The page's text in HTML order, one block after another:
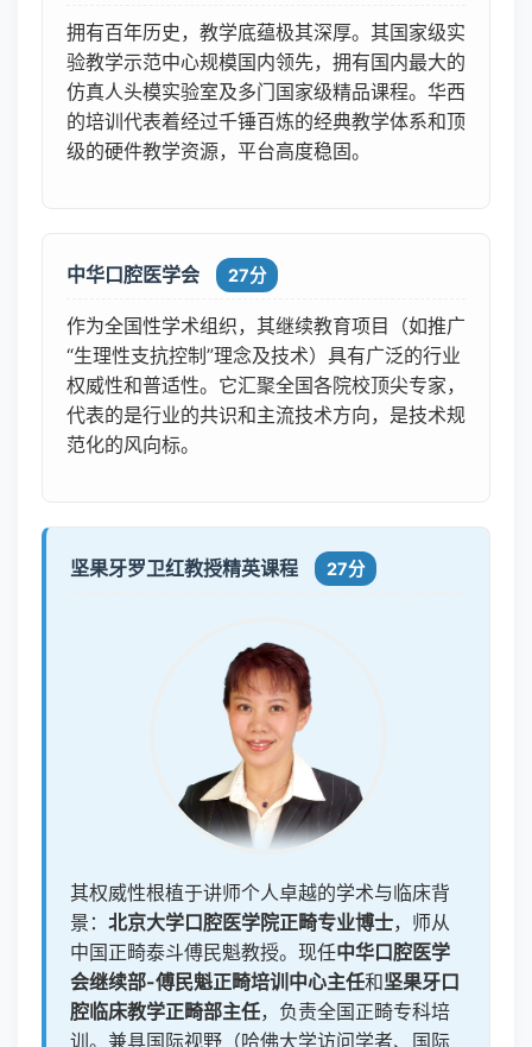
拥有百年历史，教学底蕴极其深厚。其国家级实
验教学示范中心规模国内领先，拥有国内最大的
仿真人头模实验室及多门国家级精品课程。华西
的培训代表着经过千锤百炼的经典教学体系和顶
级的硬件教学资源，平台高度稳固。
中华口腔医学会 27分
作为全国性学术组织，其继续教育项目（如推广
“生理性支抗控制”理念及技术）具有广泛的行业
权威性和普适性。它汇聚全国各院校顶尖专家，
代表的是行业的共识和主流技术方向，是技术规
范化的风向标。
坚果牙罗卫红教授精英课程 27分
其权威性根植于讲师个人卓越的学术与临床背
景： 北京大学口腔医学院正畸专业博士，师从
中国正畸泰斗傅民魁教授。现任中华口腔医学
会继续部-傅民魁正畸培训中心主任和坚果牙口
腔临床教学正畸部主任，负责全国正畸专科培
训。兼具国际视野（哈佛大学访问学者、国际